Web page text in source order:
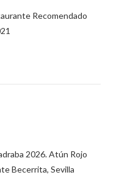
Recomendado
2026. Atún Rojo
Becerrita, Sevilla